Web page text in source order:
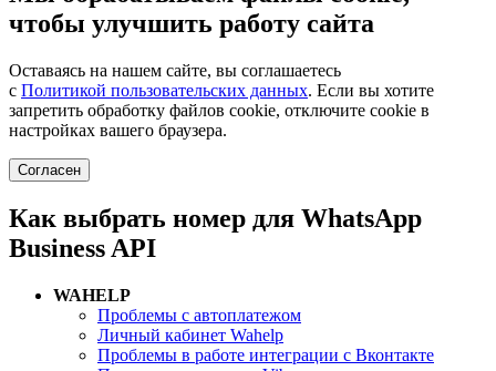
чтобы улучшить работу сайта
Оставаясь на нашем сайте, вы соглашаетесь
с Политикой пользовательских данных. Если вы хотите
запретить обработку файлов cookie, отключите cookie в
настройках вашего браузера.
Согласен
Как выбрать номер для WhatsApp
Business API
WAHELP
Проблемы с автоплатежом
Личный кабинет Wahelp
Проблемы в работе интеграции с Вконтакте